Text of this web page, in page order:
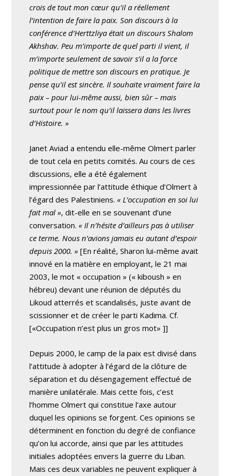
crois de tout mon cœur qu’il a réellement
l’intention de faire la paix. Son discours à la
conférence d’Herttzliya était un discours Shalom
Akhshav. Peu m’importe de quel parti il vient, il
m’importe seulement de savoir s’il a la force
politique de mettre son discours en pratique. Je
pense qu’il est sincère. Il souhaite vraiment faire la
paix – pour lui-même aussi, bien sûr – mais
surtout pour le nom qu’il laissera dans les livres
d’Histoire. »
Janet Aviad a entendu elle-même Olmert parler
de tout cela en petits comités. Au cours de ces
discussions, elle a été également
impressionnée par l’attitude éthique d’Olmert à
l’égard des Palestiniens.« L’occupation en soi lui
fait mal », dit-elle en se souvenant d’une
conversation.« Il n’hésite d’ailleurs pas à utiliser
ce terme. Nous n’avions jamais eu autant d’espoir
depuis 2000. » [En réalité, Sharon lui-même avait
innové en la matière en employant, le 21 mai
2003, le mot « occupation » (« kiboush » en
hébreu) devant une réunion de députés du
Likoud atterrés et scandalisés, juste avant de
scissionner et de créer le parti Kadima. Cf.
[«Occupation n’est plus un gros mot»]]
Depuis 2000, le camp de la paix est divisé dans
l’attitude à adopter à l’égard de la clôture de
séparation et du désengagement effectué de
manière unilatérale. Mais cette fois, c’est
l’homme Olmert qui constitue l’axe autour
duquel les opinions se forgent. Ces opinions se
déterminent en fonction du degré de confiance
qu’on lui accorde, ainsi que par les attitudes
initiales adoptées envers la guerre du Liban.
Mais ces deux variables ne peuvent expliquer à